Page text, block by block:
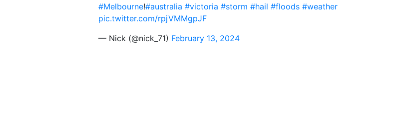
#Melbourne!#australia #victoria #storm #hail #floods #weather
pic.twitter.com/rpjVMMgpJF
— Nick (@nick_71) February 13, 2024